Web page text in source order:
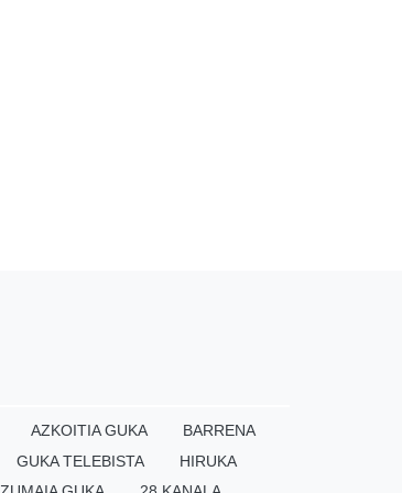
AZKOITIA GUKA
BARRENA
GUKA TELEBISTA
HIRUKA